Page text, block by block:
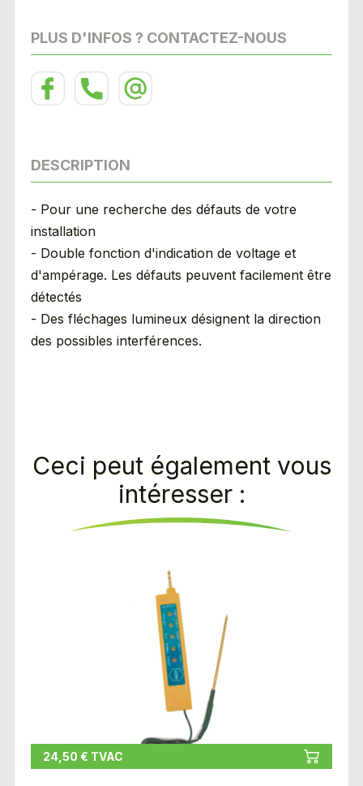
PLUS D'INFOS ? CONTACTEZ-NOUS
DESCRIPTION
- Pour une recherche des défauts de votre
installation
- Double fonction d'indication de voltage et
d'ampérage. Les défauts peuvent facilement être
détectés
- Des fléchages lumineux désignent la direction
des possibles interférences.
Ceci peut également vous
intéresser :
24,50 € TVAC